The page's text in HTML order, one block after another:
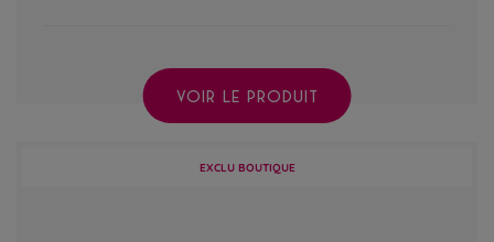
VOIR LE PRODUIT
EXCLU BOUTIQUE